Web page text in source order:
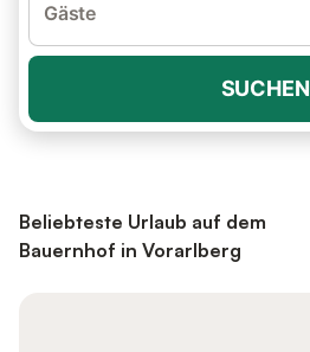
Gäste
SUCHEN
Beliebteste Urlaub auf dem
Bauernhof in Vorarlberg